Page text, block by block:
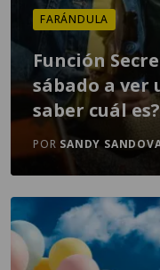
FARÁNDULA
Función
sábado a ver
saber cuál es?
POR SANDY